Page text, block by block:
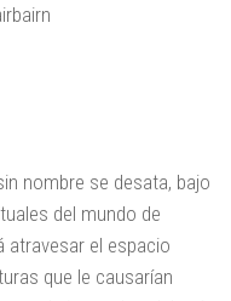
nombre se desata, bajo
del mundo de
atravesar el espacio
que le causarían